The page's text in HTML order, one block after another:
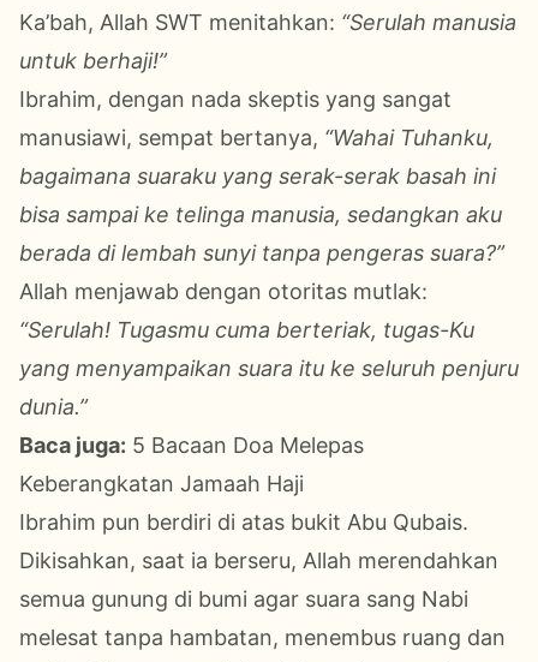
Ka’bah, Allah SWT menitahkan: “Serulah manusia
untuk berhaji!”
Ibrahim, dengan nada skeptis yang sangat
manusiawi, sempat bertanya, “Wahai Tuhanku,
bagaimana suaraku yang serak-serak basah ini
bisa sampai ke telinga manusia, sedangkan aku
berada di lembah sunyi tanpa pengeras suara?”
Allah menjawab dengan otoritas mutlak:
“Serulah! Tugasmu cuma berteriak, tugas-Ku
yang menyampaikan suara itu ke seluruh penjuru
dunia.”
Baca juga: 5 Bacaan Doa Melepas
Keberangkatan Jamaah Haji
Ibrahim pun berdiri di atas bukit Abu Qubais.
Dikisahkan, saat ia berseru, Allah merendahkan
semua gunung di bumi agar suara sang Nabi
melesat tanpa hambatan, menembus ruang dan